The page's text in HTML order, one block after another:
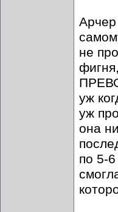
не
уж
уж
она
по 5-